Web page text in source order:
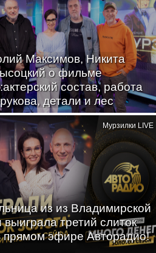
Максимов, Никита
о фильме
состав, работа
детали и лес
из из Владимирской
выиграла третий слиток
эфире Авторадио!
Мурзилки LIVE